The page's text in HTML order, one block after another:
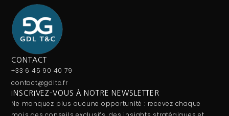
CONTACT
+33 6 45 90 40 79
contact@gdltc.fr
INSCRIVEZ-VOUS À NOTRE NEWSLETTER
Ne manquez plus aucune opportunité : recevez chaque